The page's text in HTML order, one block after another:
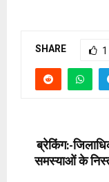
SHARE 1
ब्रेकिंग:-
समस्याओं के